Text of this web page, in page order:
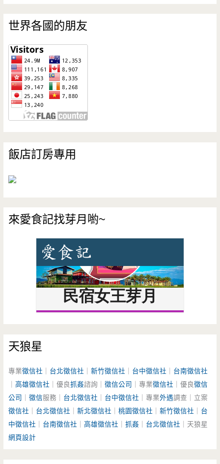
世界各國的朋友
飯店訂房專用
來愛食記找芽月喲~
天狼星
專業徵信社 台北徵信社 ｜新竹徵信社 台中徵信社
台南徵信社
｜高雄徵信社 ｜優良抓姦諮詢｜徵信公司 ｜專業徵信社 ｜優良徵信
公司 ｜徵信服務｜ 台北徵信社 台中徵信社 ｜專業外遇調查｜立案
徵信社
台北徵信社 ｜新北徵信社 ｜桃園徵信社 ｜新竹徵信社
台
中徵信社
台南徵信社 ｜高雄徵信社 ｜抓姦 台北徵信社 ｜天狼星
網頁設計